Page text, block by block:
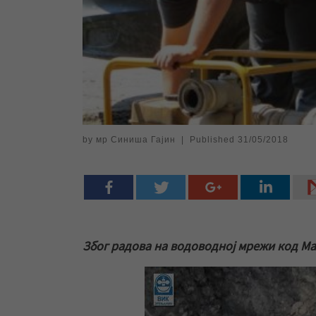
by мр Синиша Гајин Published 31/05/2018
Због радова на водоводној мрежи код